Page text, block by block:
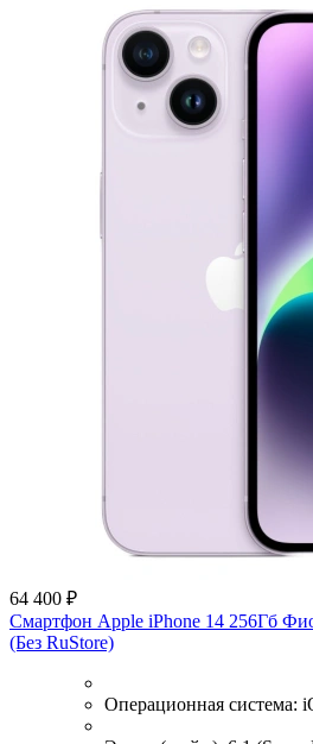
64 400 ₽
Смартфон Apple iPhone 14 256Гб
(Без RuStore)
Операционная система: